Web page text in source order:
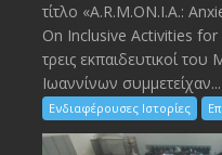
τίτλο «A.R.M.ON.I.A.:
On Inclusive Activities
τρεις εκπαιδευτικοί
Ιωαννίνων συμμετείχαν...
Ενδιαφέρουσες Ιστορίες